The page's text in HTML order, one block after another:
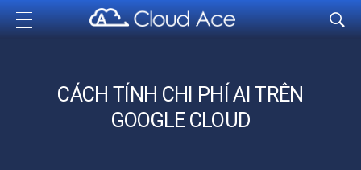
Cloud Ace
Nhà cung cấp giải pháp trên GCP cho doanh nghiệp
CÁCH TÍNH CHI PHÍ AI TRÊN
GOOGLE CLOUD